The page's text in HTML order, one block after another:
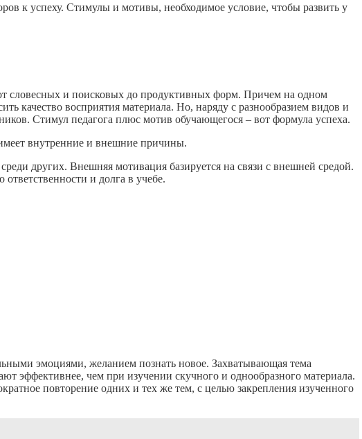
к успеху. Стимулы и мотивы, необходимое условие, чтобы развить у
словесных и поисковых до продуктивных форм. Причем на одном
качество восприятия материала. Но, наряду с разнообразием видов и
Стимул педагога плюс мотив обучающегося – вот формула успеха.
внутренние и внешние причины.
других. Внешняя мотивация базируется на связи с внешней средой.
и долга в учебе.
эмоциями, желанием познать новое. Захватывающая тема
эффективнее, чем при изучении скучного и однообразного материала.
повторение одних и тех же тем, с целью закрепления изученного